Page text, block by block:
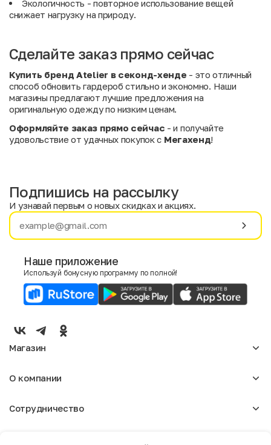
Экологичность - повторное использование вещей
снижает нагрузку на природу.
Сделайте заказ прямо сейчас
Купить бренд Atelier в секонд-хенде - это отличный
способ обновить гардероб стильно и экономно. Наши
магазины предлагают лучшие предложения на
оригинальную одежду по низким ценам.
Оформляйте заказ прямо сейчас - и получайте
удовольствие от удачных покупок с Мегахенд!
Имя
E-mail
Мужской
Подпишись на рассылку
И узнавай первым о новых скидках и акциях.
Наше приложение
Используй бонусную программу по полной!
Магазин
Мужское
О компании
Отзывы
Сотрудничество